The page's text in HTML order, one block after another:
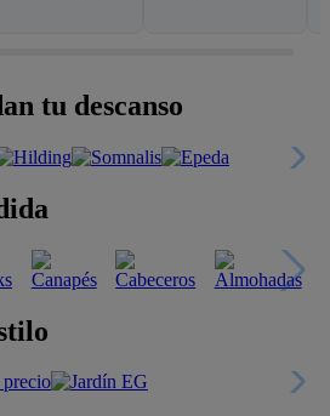
tu descanso